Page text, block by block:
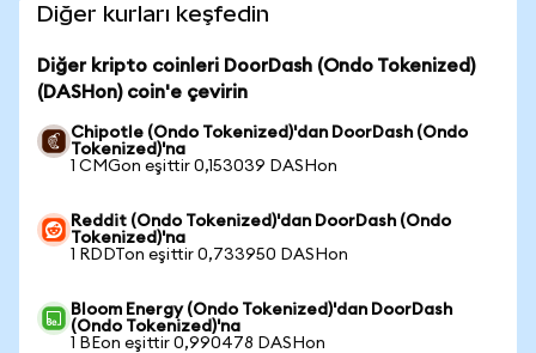
Diğer kurları keşfedin
Diğer kripto coinleri DoorDash (Ondo Tokenized)
(DASHon) coin'e çevirin
Chipotle (Ondo Tokenized)'dan DoorDash (Ondo
Tokenized)'na
1 CMGon eşittir 0,153039 DASHon
Reddit (Ondo Tokenized)'dan DoorDash (Ondo
Tokenized)'na
1 RDDTon eşittir 0,733950 DASHon
Bloom Energy (Ondo Tokenized)'dan DoorDash
(Ondo Tokenized)'na
1 BEon eşittir 0,990478 DASHon